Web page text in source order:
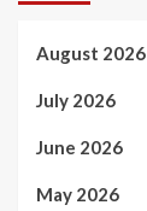
August 2026
July 2026
June 2026
May 2026